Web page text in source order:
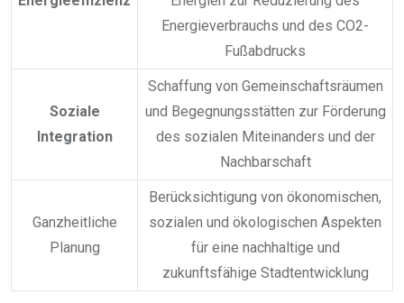
Energieverbrauchs und des CO2-
Fußabdrucks
Soziale
Integration
Schaffung von Gemeinschaftsräumen
und Begegnungsstätten zur Förderung
des sozialen Miteinanders und der
Nachbarschaft
Ganzheitliche
Planung
Berücksichtigung von ökonomischen,
sozialen und ökologischen Aspekten
für eine nachhaltige und
zukunftsfähige Stadtentwicklung